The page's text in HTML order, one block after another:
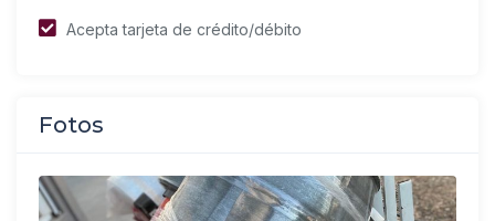
Acepta tarjeta de crédito/débito
Fotos